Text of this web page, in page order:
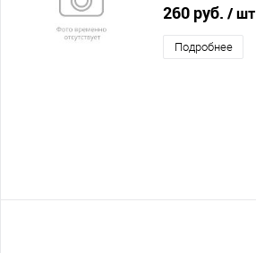
260 руб. / шт
Подробнее